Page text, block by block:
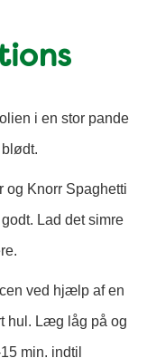
i en stor pande
og Knorr Spaghetti
Lad det simre
ved hjælp af en
hul. Læg låg på og
min. indtil